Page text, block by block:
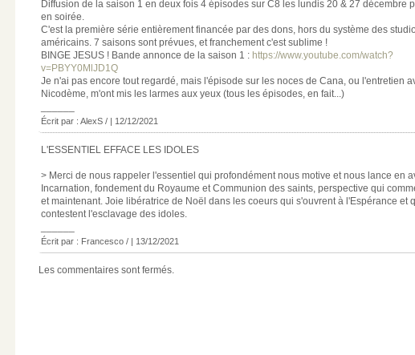
Diffusion de la saison 1 en deux fois 4 épisodes sur C8 les lundis 20 & 27 décembre
en soirée.
C'est la première série entièrement financée par des dons, hors du système des
américains. 7 saisons sont prévues, et franchement c'est sublime !
BINGE JESUS ! Bande annonce de la saison 1 : https://www.youtube.com/watch?
v=PBYY0MlJD1Q
Je n'ai pas encore tout regardé, mais l'épisode sur les noces de Cana, ou l'entretien
Nicodème, m'ont mis les larmes aux yeux (tous les épisodes, en fait...)
Écrit par : AlexS / | 12/12/2021
L'ESSENTIEL EFFACE LES IDOLES
> Merci de nous rappeler l'essentiel qui profondément nous motive et nous lance en
Incarnation, fondement du Royaume et Communion des saints, perspective qui
et maintenant. Joie libératrice de Noël dans les coeurs qui s'ouvrent à l'Espérance et
contestent l'esclavage des idoles.
Écrit par : Francesco / | 13/12/2021
Les commentaires sont fermés.